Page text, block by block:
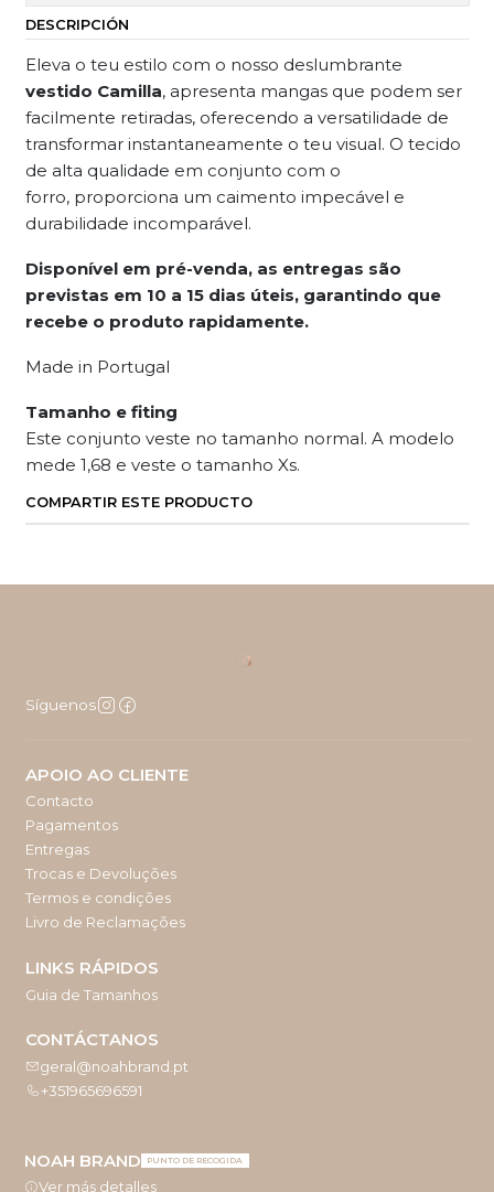
DESCRIPCIÓN
Eleva o teu estilo com o nosso deslumbrante
vestido Camilla, apresenta mangas que podem ser
facilmente retiradas, oferecendo a versatilidade de
transformar instantaneamente o teu visual. O tecido
de alta qualidade em conjunto com o
forro, proporciona um caimento impecável e
durabilidade incomparável.
Disponível em pré-venda, as entregas são
previstas em 10 a 15 dias úteis, garantindo que
recebe o produto rapidamente.
Made in Portugal
Tamanho e fiting
Este conjunto veste no tamanho normal. A modelo
mede 1,68 e veste o tamanho Xs.
COMPARTIR ESTE PRODUCTO
Síguenos
APOIO AO CLIENTE
Contacto
Pagamentos
Entregas
Trocas e Devoluções
Termos e condições
Livro de Reclamações
LINKS RÁPIDOS
Guia de Tamanhos
CONTÁCTANOS
geral@noahbrand.pt
+351965696591
NOAH BRAND PUNTO DE RECOGIDA
Ver más detalles